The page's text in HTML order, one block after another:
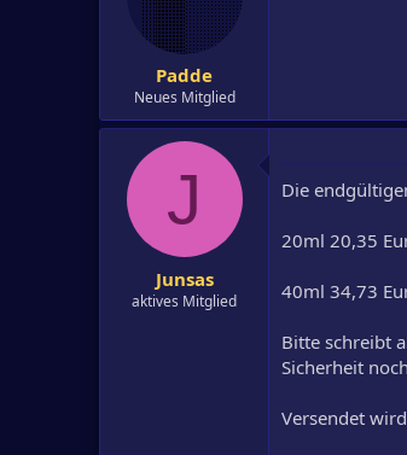
Padde
Neues Mitglied
J
Junsas
aktives Mitglied
Die
20ml 20,35
40ml 34,73
Bitte schreibt
Sicherheit
Versendet